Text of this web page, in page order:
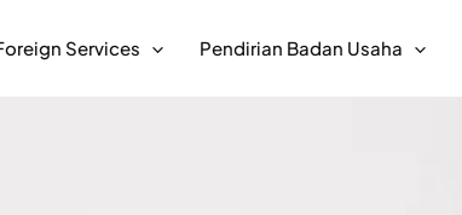
Services Pendirian Badan Usaha